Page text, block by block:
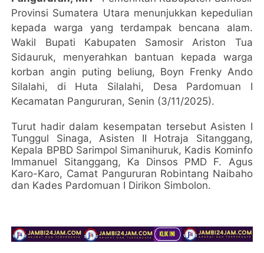
Provinsi Sumatera Utara menunjukkan kepedulian
kepada warga yang terdampak bencana alam.
Wakil Bupati Kabupaten Samosir Ariston Tua
Sidauruk, menyerahkan bantuan kepada warga
korban angin puting beliung, Boyn Frenky Ando
Silalahi, di Huta Silalahi, Desa Pardomuan I
Kecamatan Pangururan, Senin (3/11/2025).
Turut hadir dalam kesempatan tersebut Asisten I
Tunggul Sinaga, Asisten II Hotraja Sitanggang,
Kepala BPBD Sarimpol Simanihuruk, Kadis Kominfo
Immanuel Sitanggang, Ka Dinsos PMD F. Agus
Karo-Karo, Camat Pangururan Robintang Naibaho
dan Kades Pardomuan I Dirikon Simbolon.